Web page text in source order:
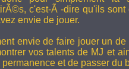
c'est-Ã -dire qu'ils
envie de jouer.
envie de faire jouer un
vos talents de MJ et
et de passer du